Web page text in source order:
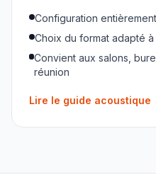
Configuration
Choix du format adapté
Convient aux salons,
réunion
Lire le guide acoustique